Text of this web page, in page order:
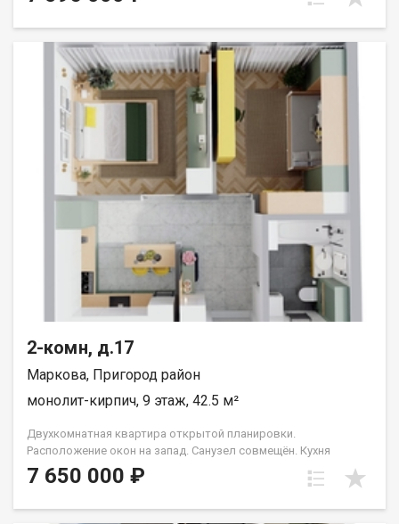
в качестве инвестиций. Прекрасно подойдет молодой семье
2-комн, д.17
Маркова, Пригород район
монолит-кирпич, 9 этаж, 42.5 м²
Двухкомнатная квартира открытой планировки.
Расположение окон на запад. Санузел совмещён. Кухня
выделена в нишу. Идеальное решение для первого жилья или
в качестве инвестиций. Прекрасно подойдет молодой семье
7 650 000 ₽